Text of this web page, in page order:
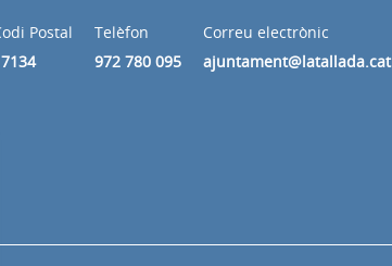
Postal
Telèfon
972 780 095
Correu electrònic
ajuntament@latallada.cat